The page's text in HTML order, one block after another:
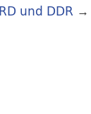
und DDR →